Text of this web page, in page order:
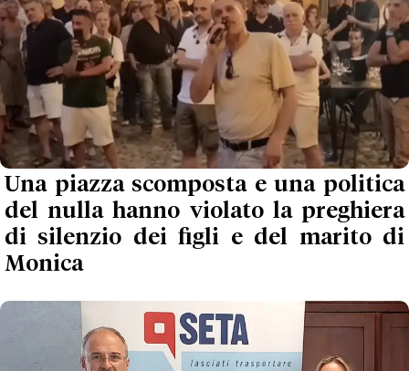
Una piazza scomposta e una politica
del nulla hanno violato la preghiera
di silenzio dei figli e del marito di
Monica